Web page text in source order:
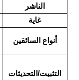
الناشر
غاية
أنواع السائقين
التثبيت/التحديثات